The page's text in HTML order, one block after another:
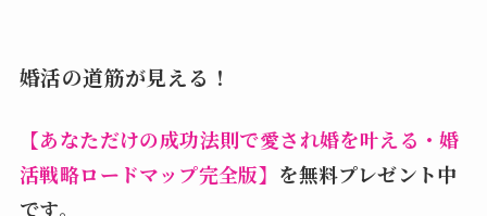
婚活の道筋が見える！
【あなただけの成功法則で愛され婚を叶える・婚
活戦略ロードマップ完全版】 を無料プレゼント中
です。